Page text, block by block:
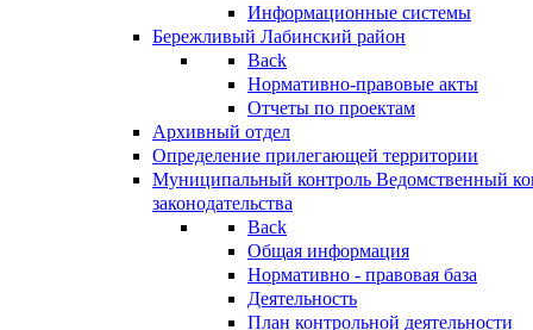
Информационные системы
Бережливый Лабинский район
Back
Нормативно-правовые акты
Отчеты по проектам
Архивный отдел
Определение прилегающей территории
Муниципальный контроль Ведомственный
законодательства
Back
Общая информация
Нормативно - правовая база
Деятельность
План контрольной деятельности